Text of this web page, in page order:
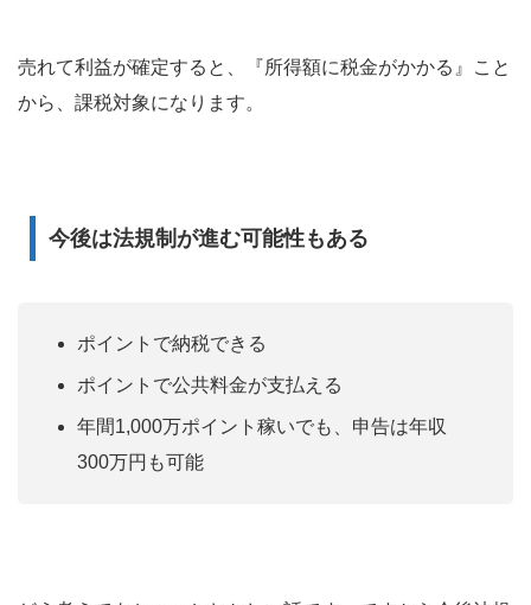
売れて利益が確定すると、『所得額に税金がかかる』こと
から、課税対象になります。
今後は法規制が進む可能性もある
ポイントで納税できる
ポイントで公共料金が支払える
年間1,000万ポイント稼いでも、申告は年収
300万円も可能